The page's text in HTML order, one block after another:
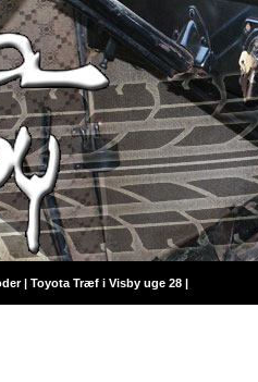
| Toyota Træf i Visby uge 28 |